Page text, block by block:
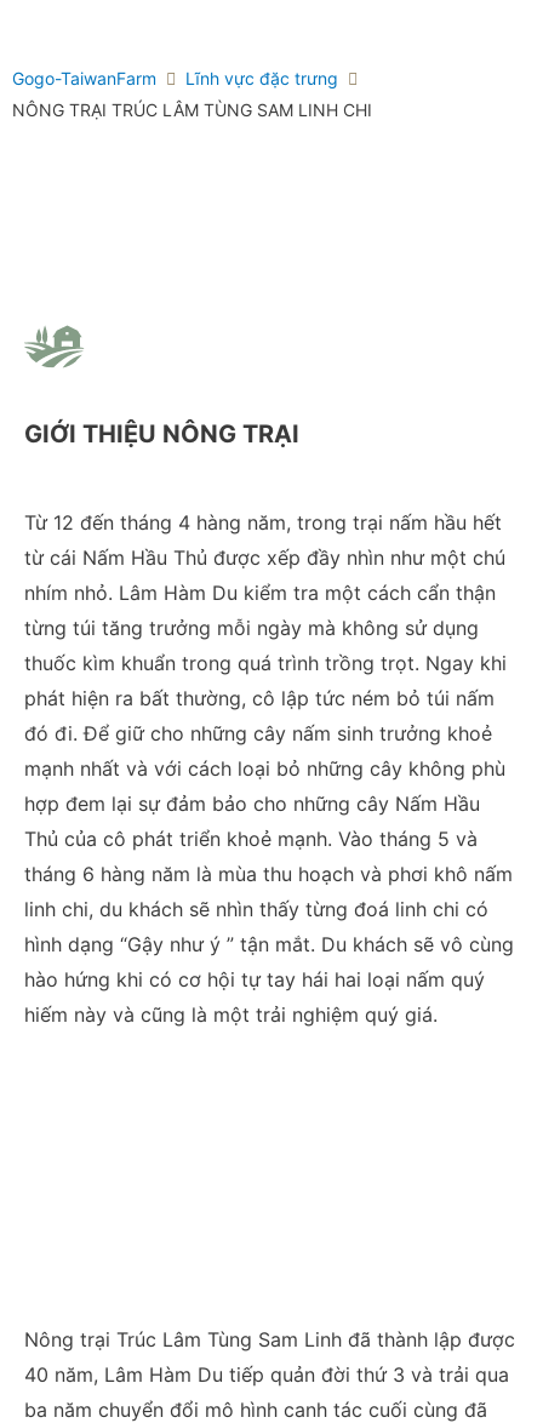
Gogo-TaiwanFarm
Lĩnh vực đặc trưng
NÔNG TRẠI TRÚC LÂM TÙNG SAM LINH CHI
GIỚI THIỆU NÔNG TRẠI
Từ 12 đến tháng 4 hàng năm, trong trại nấm hầu hết
từ cái Nấm Hầu Thủ được xếp đầy nhìn như một chú
nhím nhỏ. Lâm Hàm Du kiểm tra một cách cẩn thận
từng túi tăng trưởng mỗi ngày mà không sử dụng
thuốc kìm khuẩn trong quá trình trồng trọt. Ngay khi
phát hiện ra bất thường, cô lập tức ném bỏ túi nấm
đó đi. Để giữ cho những cây nấm sinh trưởng khoẻ
mạnh nhất và với cách loại bỏ những cây không phù
hợp đem lại sự đảm bảo cho những cây Nấm Hầu
Thủ của cô phát triển khoẻ mạnh. Vào tháng 5 và
tháng 6 hàng năm là mùa thu hoạch và phơi khô nấm
linh chi, du khách sẽ nhìn thấy từng đoá linh chi có
hình dạng “Gậy như ý ” tận mắt. Du khách sẽ vô cùng
hào hứng khi có cơ hội tự tay hái hai loại nấm quý
hiếm này và cũng là một trải nghiệm quý giá.
Nông trại Trúc Lâm Tùng Sam Linh đã thành lập được
40 năm, Lâm Hàm Du tiếp quản đời thứ 3 và trải qua
ba năm chuyển đổi mô hình canh tác cuối cùng đã